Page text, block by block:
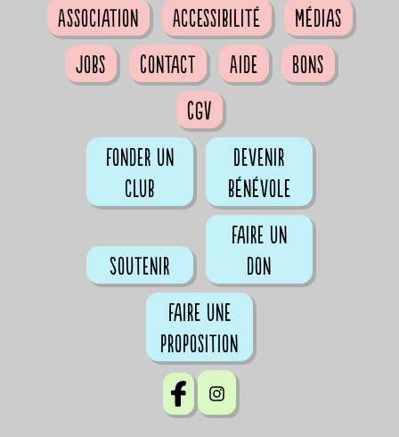
Association Accessibilité
Médias
Jobs
Contact Aide
Bons
CGV
Fonder un
club
Devenir
bénévole
Soutenir
Faire un
don
Faire une
proposition